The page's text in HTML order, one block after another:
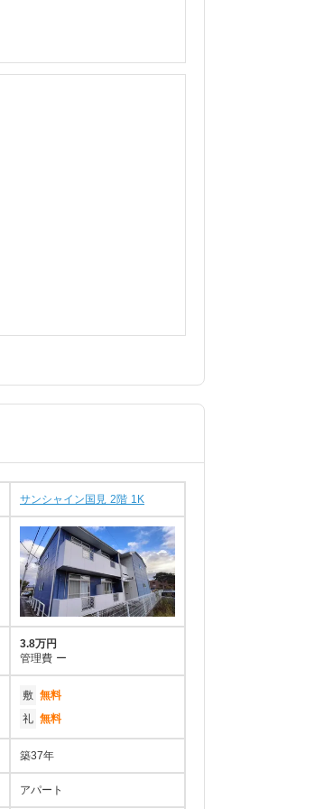
サンシャイン国見 2階 1K
3.8万円
管理費 ー
敷 無料
礼 無料
築37年
アパート